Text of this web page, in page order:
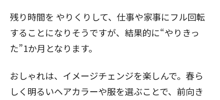
残り時間を やりくりして、仕事や家事にフル回転
することになりそうですが、結果的に“やりきっ
た”1か月となります。
おしゃれは、イメージチェンジを楽しんで。春ら
しく明るいヘアカラーや服を選ぶことで、前向き